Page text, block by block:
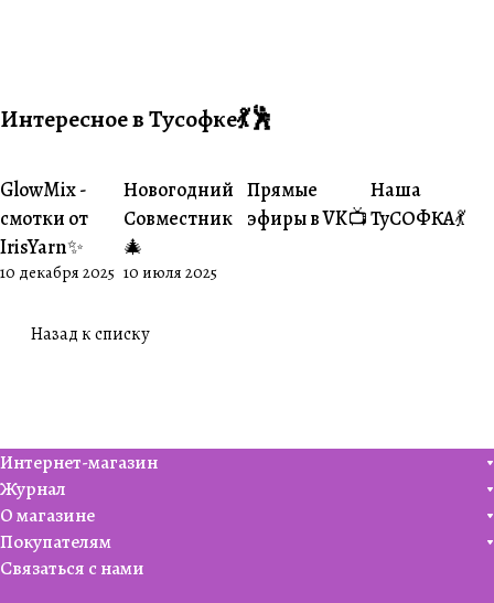
Интересное в Тусофке💃🕺
#О пряже
GlowMix -
смотки от
IrisYarn✨
10 декабря 2025
#Совместники
Новогодний
Совместник
🎄
10 июля 2025
#Житуха
Прямые
эфиры в VK📺
Наша
ТуСОФКА💃
Назад к списку
Интернет-магазин
Журнал
О магазине
Покупателям
Связаться с нами